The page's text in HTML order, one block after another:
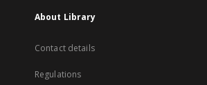
About Library
Contact details
Regulations